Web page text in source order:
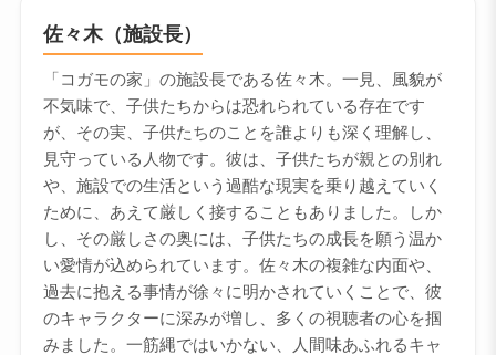
佐々木（施設長）
「コガモの家」の施設長である佐々木。一見、風貌が
不気味で、子供たちからは恐れられている存在です
が、その実、子供たちのことを誰よりも深く理解し、
見守っている人物です。彼は、子供たちが親との別れ
や、施設での生活という過酷な現実を乗り越えていく
ために、あえて厳しく接することもありました。しか
し、その厳しさの奥には、子供たちの成長を願う温か
い愛情が込められています。佐々木の複雑な内面や、
過去に抱える事情が徐々に明かされていくことで、彼
のキャラクターに深みが増し、多くの視聴者の心を掴
みました。一筋縄ではいかない、人間味あふれるキャ